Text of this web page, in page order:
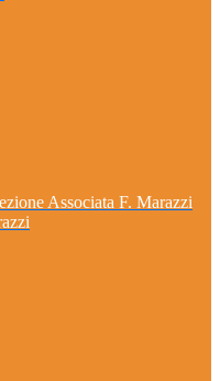
Associata F. Marazzi